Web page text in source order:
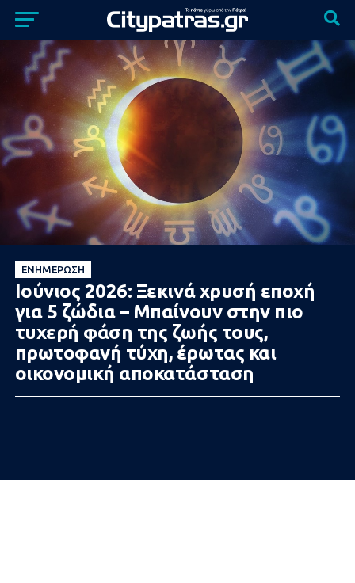
ΕΝΗΜΈΡΩΣΗ
Ιούνιος 2026: Ξεκινά χρυσή εποχή
για 5 ζώδια – Μπαίνουν στην πιο
τυχερή φάση της ζωής τους,
πρωτοφανή τύχη, έρωτας και
οικονομική αποκατάσταση